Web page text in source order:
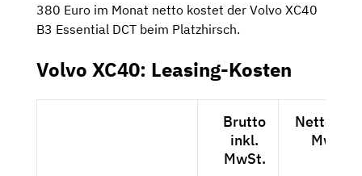
380 Euro im Monat netto kostet der Volvo XC40
B3 Essential DCT beim Platzhirsch.
Volvo XC40: Leasing-Kosten
Brutto
inkl.
MwSt.
Netto
MwSt.